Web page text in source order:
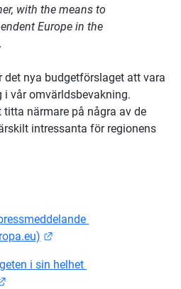
with the means to
Europe in the
det nya budgetförslaget att vara
vår omvärldsbevakning.
närmare på några av de
intressanta för regionens
i sin helhet